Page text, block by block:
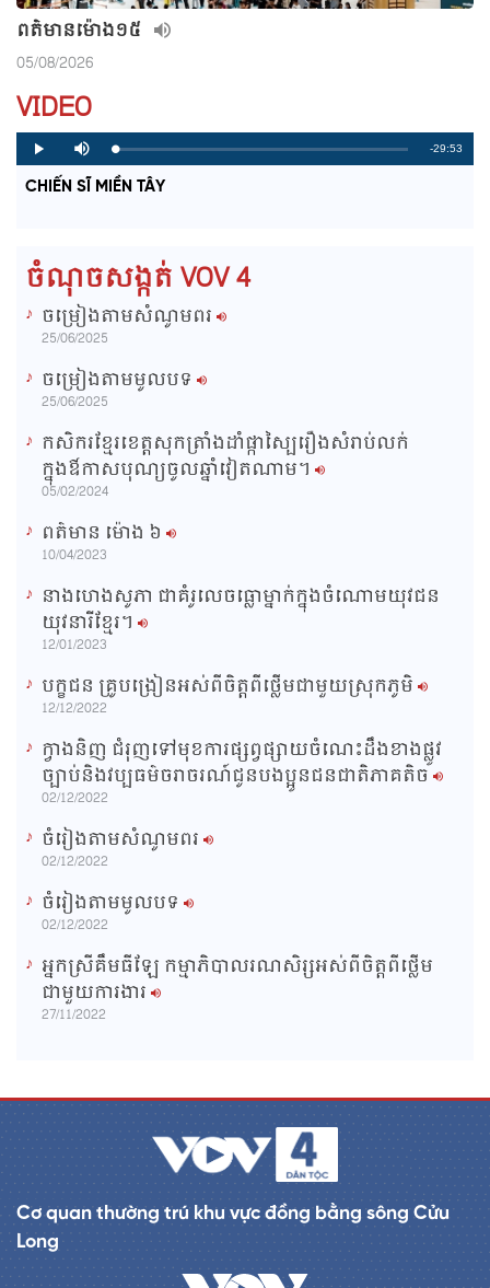
ពត៌មាន​ម៉ោង១៥
05/08/2026
VIDEO
P
l
y
M
u
e
L
o
a
d
P
r
o
g
R
-29:53
CHIẾN SĨ MIỀN TÂY
ចំណុចសង្កត់ VOV 4
ចម្រៀងតាមសំណូមពរ
25/06/2025
ចម្រៀងតាមមូលបទ
25/06/2025
កសិករខ្មែរខេត្តសុកត្រាំងដាំផ្កាស្បៃរឿងសំរាប់លក់
ក្នុងឳកាសបុណ្យចូលឆ្នាំវៀតណាម។
05/02/2024
ពត៌មាន ម៉ោង​ ៦
10/04/2023
នាងហេងសូភា ជាគំរូលេចធ្លោម្នាក់ក្នុងចំណោមយុវជន
យុវនារីខ្មែរ។
12/01/2023
បក្ខជន គ្រូបង្រៀនអស់ពីចិត្តពីថ្លើមជាមួយស្រុកភូមិ
12/12/2022
ក្វាងនិញ ជំរុញទៅមុខការផ្សព្វផ្សាយចំណេះដឹងខាងផ្លូវ
ច្បាប់និងវប្បធម៌ចរាចរណ៍ជូនបងប្អូនជនជាតិភាគតិច
02/12/2022
ចំរៀងតាមសំណូមពរ
02/12/2022
ចំរៀងតាមមូលបទ
02/12/2022
អ្នកស្រីគឹមធីឡែ កម្មាភិបាលរណសិរ្សអស់ពីចិត្តពីថ្លើម
ជាមួយការងារ
27/11/2022
Cơ quan thường trú khu vực đồng bằng sông Cửu
Long